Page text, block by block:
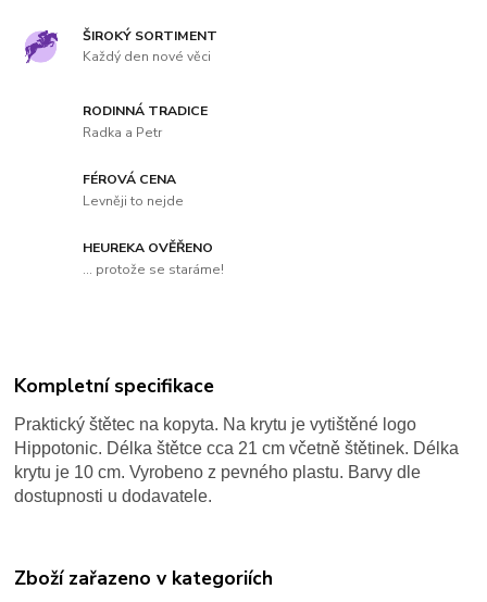
ŠIROKÝ SORTIMENT
Každý den nové věci
RODINNÁ TRADICE
Radka a Petr
FÉROVÁ CENA
Levněji to nejde
HEUREKA OVĚŘENO
... protože se staráme!
Kompletní specifikace
Praktický štětec na kopyta. Na krytu je vytištěné logo
Hippotonic. Délka štětce cca 21 cm včetně štětinek. Délka
krytu je 10 cm. Vyrobeno z pevného plastu. Barvy dle
dostupnosti u dodavatele.
Zboží zařazeno v kategoriích